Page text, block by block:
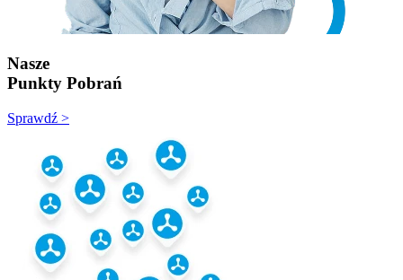
Nasze
Punkty Pobrań
Sprawdź >